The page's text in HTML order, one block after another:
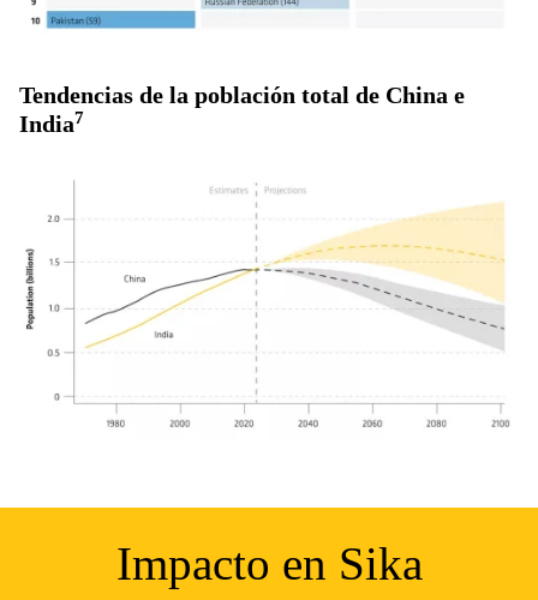
Tendencias de la población total de China e
India7
Impacto en Sika